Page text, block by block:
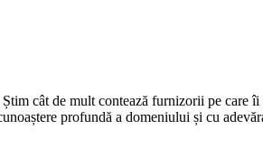
cât de mult contează furnizorii pe
profundă a domeniului și cu